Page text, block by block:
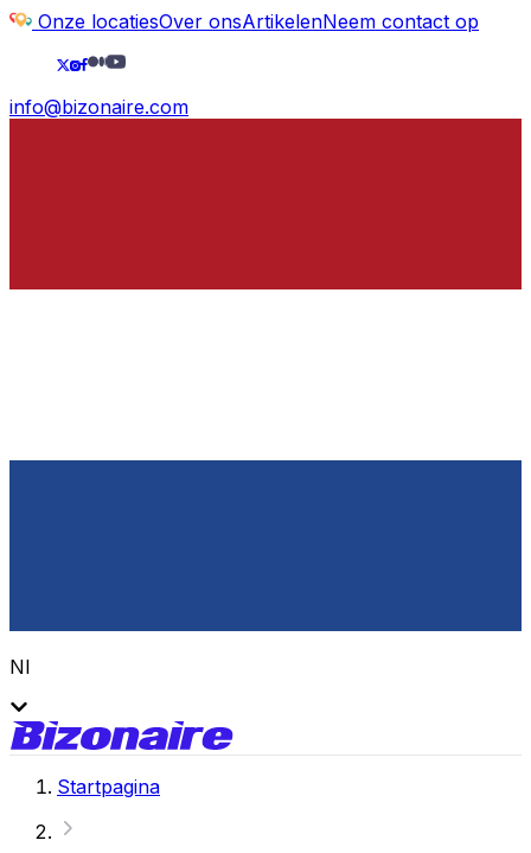
Onze locatiesOver onsArtikelenNeem contact op
info@bizonaire.com
Nl
Startpagina